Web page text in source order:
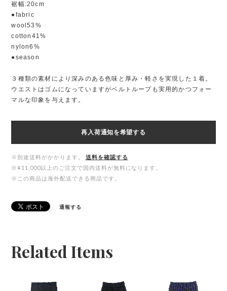
裾幅:20cm
●fabric
wool53%
cotton41%
nylon6%
●season
３種類の素材により深みのある色味と厚み・軽さを実現した１着。
ウエストはゴムになっていますがベルトループも実用的かつフォー
マルな印象を与えます。
再入荷通知を希望する
※別途送料がかかります。
送料を確認する
※¥11,000以上のご注文で国内送料が無料になります。
※この商品は海外配送できる商品です。
通報する
Related Items